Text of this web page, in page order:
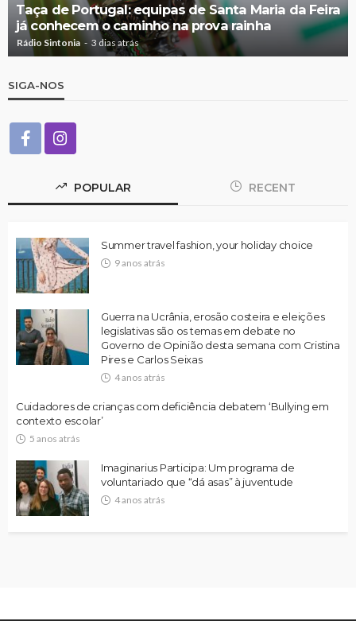
Taça de Portugal: equipas de Santa Maria da Feira
já conhecem o caminho na prova rainha
Rádio Sintonia 3 dias atrás
SIGA-NOS
POPULAR RECENT
Summer travel fashion, your holiday choice
9 anos atrás
Guerra na Ucrânia, erosão costeira e eleições
legislativas são os temas em debate no
Governo de Opinião desta semana com Cristina
Pires e Carlos Seixas
4 anos atrás
Cuidadores de crianças com deficiência debatem ‘Bullying em
contexto escolar’
5 anos atrás
Imaginarius Participa: Um programa de
voluntariado que “dá asas” à juventude
4 anos atrás